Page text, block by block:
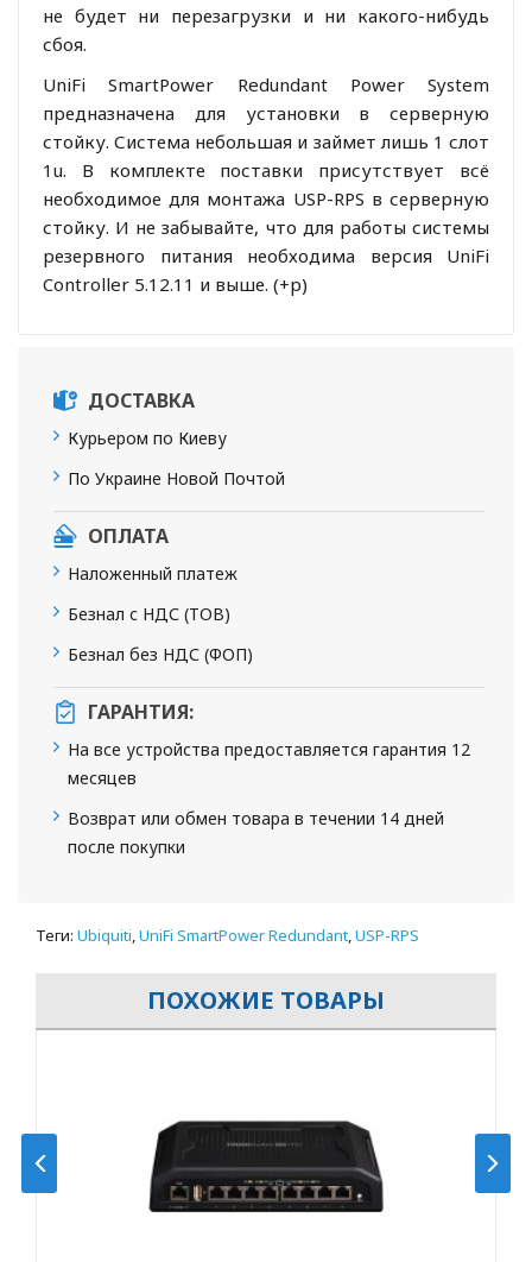
не будет ни перезагрузки и ни какого-нибудь
сбоя.
UniFi SmartPower Redundant Power System
предназначена для установки в серверную
стойку. Система небольшая и займет лишь 1 слот
1u. В комплекте поставки присутствует всё
необходимое для монтажа USP-RPS в серверную
стойку. И не забывайте, что для работы системы
резервного питания необходима версия UniFi
Controller 5.12.11 и выше. (+р)
ДОСТАВКА
Курьером по Киеву
По Украине Новой Почтой
ОПЛАТА
Наложенный платеж
Безнал с НДС (ТОВ)
Безнал без НДС (ФОП)
ГАРАНТИЯ:
На все устройства предоставляется гарантия 12
месяцев
Возврат или обмен товара в течении 14 дней
после покупки
Теги: Ubiquiti,UniFi SmartPower Redundant,USP-RPS
ПОХОЖИЕ ТОВАРЫ